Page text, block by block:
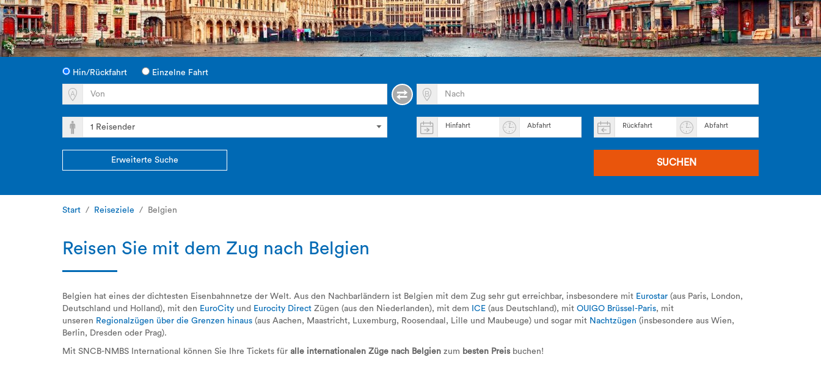
Hin/Rückfahrt Einzelne Fahrt
Hinfahrt Abfahrt Rückfahrt Abfahrt
Erweiterte Suche SUCHEN
Start Reiseziele Belgien
Reisen Sie mit dem Zug nach Belgien
Belgien hat eines der dichtesten Eisenbahnnetze der Welt. Aus den Nachbarländern ist Belgien mit dem Zug sehr gut erreichbar, insbesondere mit Eurostar (aus Paris, London,
Deutschland und Holland), mit den EuroCity und Eurocity Direct Zügen (aus den Niederlanden), mit dem ICE (aus Deutschland), mit OUIGO Brüssel-Paris, mit
unseren Regionalzügen über die Grenzen hinaus (aus Aachen, Maastricht, Luxemburg, Roosendaal, Lille und Maubeuge) und sogar mit Nachtzügen (insbesondere aus Wien,
Berlin, Dresden oder Prag).
Mit SNCB-NMBS International können Sie Ihre Tickets für alle internationalen Züge nach Belgien zum besten Preisbuchen!